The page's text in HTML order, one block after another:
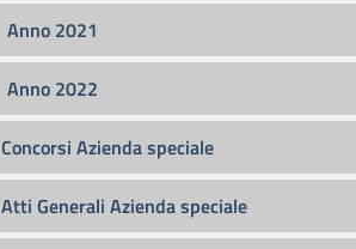
Anno 2021
Anno 2022
Concorsi Azienda speciale
Atti Generali Azienda speciale